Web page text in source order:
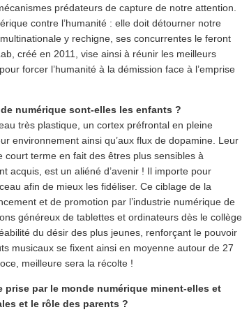
prédateurs de capture de notre attention.
contre l’humanité : elle doit détourner notre
y rechigne, ses concurrentes le feront
créé en 2011, vise ainsi à réunir les meilleurs
forcer l’humanité à la démission face à l’emprise
numérique sont-elles les enfants ?
très plastique, un cortex préfrontal en pleine
environnement ainsi qu’aux flux de dopamine. Leur
terme en fait des êtres plus sensibles à
acquis, est un aliéné d’avenir ! Il importe pour
afin de mieux les fidéliser. Ce ciblage de la
et de promotion par l’industrie numérique de
généreux de tablettes et ordinateurs dès le collège
du désir des plus jeunes, renforçant le pouvoir
musicaux se fixent ainsi en moyenne autour de 27
meilleure sera la récolte !
prise par le monde numérique minent-elles et
et le rôle des parents ?